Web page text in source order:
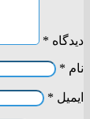
دیدگاه *
نام *
ایمیل *